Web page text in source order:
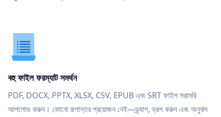
বহু ফাইল ফরম্যাট সমর্থন
PDF, DOCX, PPTX, XLSX, CSV, EPUB এবং SRT ফাইল সরাসরি
আপলোড করুন। কোনো রূপান্তর প্রয়োজন নেই—ড্র্যাগ, ড্রপ করুন এবং অনুবাদ